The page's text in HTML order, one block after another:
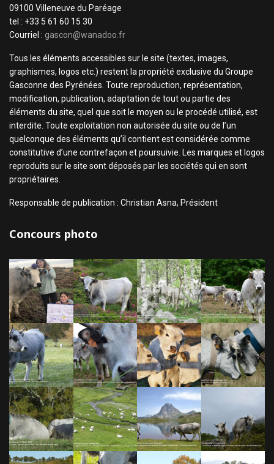
09100 Villeneuve du Paréage
tel : +33 5 61 60 15 30
Courriel : gascon@wanadoo.fr
Tous les éléments accessibles sur le site (textes, images,
graphismes, logos etc.) restent la propriété exclusive du Groupe
Gasconne des Pyrénées. Toute reproduction, représentation,
modification, publication, adaptation de tout ou partie des
éléments du site, quel que soit le moyen ou le procédé utilisé, est
interdite. Toute exploitation non autorisée du site ou de l’un
quelconque des éléments qu’il contient est considérée comme
constitutive d’une contrefaçon et poursuivie. Les marques et logos
reproduits sur le site sont déposés par les sociétés qui en sont
propriétaires.
Responsable de publication : Christian Asna, Président
Concours photo